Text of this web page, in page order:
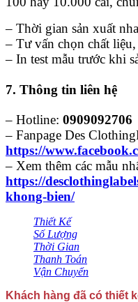
– Thời gian sản xuất
– Tư vấn chọn chất
– In test mẫu trước khi
7. Thông tin liên hệ
– Hotline: 0909092706
– Fanpage Des
https://
– Xem thêm các mẫu
https://
khong-bien/
Thiết Kế
Số Lượng
Thời Gian
Thanh Toán
Vận Chuyển
Khách hàng đã có thiết